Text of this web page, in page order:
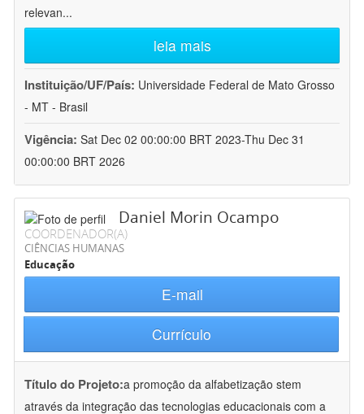
relevan...
leia mais
Instituição/UF/País: Universidade Federal de Mato Grosso
- MT - Brasil
Vigência: Sat Dec 02 00:00:00 BRT 2023-Thu Dec 31
00:00:00 BRT 2026
Daniel Morin Ocampo
COORDENADOR(A)
CIÊNCIAS HUMANAS
Educação
E-mail
Currículo
Título do Projeto:a promoção da alfabetização stem
através da integração das tecnologias educacionais com a